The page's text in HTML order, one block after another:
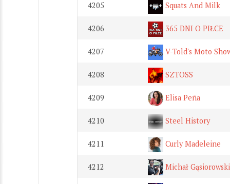
4205 Squats And Milk
4206 365 DNI O PIŁCE
4207 V-Told's Moto
4208 SZTOSS
4209 Elisa Peña
4210 Steel History
4211 Curly Madeleine
4212 Michał Gąsiorowski